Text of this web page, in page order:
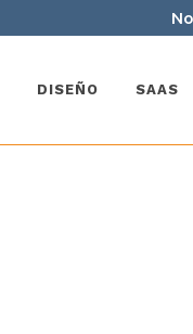
DISEÑO SAAS